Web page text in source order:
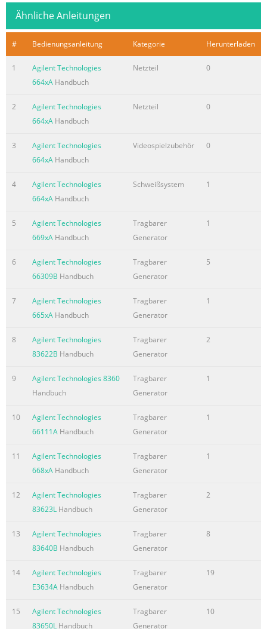
Ähnliche Anleitungen
# Bedienungsanleitung Kategorie Herunterladen
1
Agilent Technologies
664xA Handbuch
Netzteil 0
2
Agilent Technologies
664xA Handbuch
Netzteil 0
3
Agilent Technologies
664xA Handbuch
Videospielzubehör 0
4
Agilent Technologies
664xA Handbuch
Schweißsystem 1
5
Agilent Technologies
669xA Handbuch
Tragbarer
Generator
1
6
Agilent Technologies
66309B Handbuch
Tragbarer
Generator
5
7
Agilent Technologies
665xA Handbuch
Tragbarer
Generator
1
8
Agilent Technologies
83622B Handbuch
Tragbarer
Generator
2
9
Agilent Technologies 8360
Handbuch
Tragbarer
Generator
1
10
Agilent Technologies
66111A Handbuch
Tragbarer
Generator
1
11
Agilent Technologies
668xA Handbuch
Tragbarer
Generator
1
12
Agilent Technologies
83623L Handbuch
Tragbarer
Generator
2
13
Agilent Technologies
83640B Handbuch
Tragbarer
Generator
8
14
Agilent Technologies
E3634A Handbuch
Tragbarer
Generator
19
15
Agilent Technologies
83650L Handbuch
Tragbarer
Generator
10